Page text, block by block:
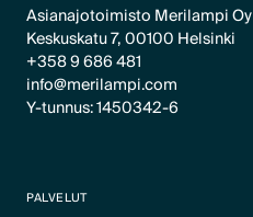
Asianajotoimisto Merilampi Oy
Keskuskatu 7, 00100 Helsinki
+358 9 686 481
info@merilampi.com
Y-tunnus: 1450342-6
PALVELUT